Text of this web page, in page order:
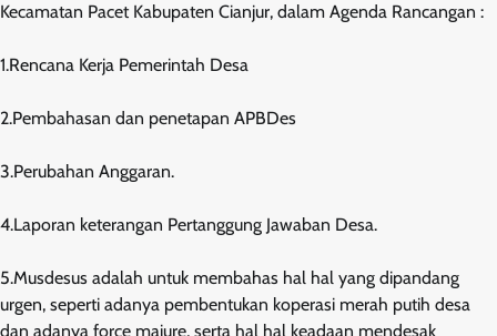
Kecamatan Pacet Kabupaten Cianjur, dalam Agenda Rancangan :
1.Rencana Kerja Pemerintah Desa
2.Pembahasan dan penetapan APBDes
3.Perubahan Anggaran.
4.Laporan keterangan Pertanggung Jawaban Desa.
5.Musdesus adalah untuk membahas hal hal yang dipandang
urgen, seperti adanya pembentukan koperasi merah putih desa
dan adanya force majure, serta hal hal keadaan mendesak